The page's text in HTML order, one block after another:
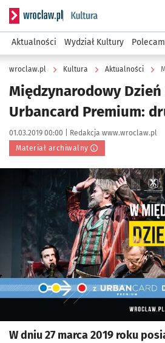
Serwis informacyjny wroclaw.pl
Aktualności Wydział Kultury
wroclaw.pl Kultura Aktualności
Międzynarodowy Dzień
Urbancard Premium:
Data publikacji:
01.03.2019 00:00 | Autor:
Redakcja www.wroclaw.pl
Materiał archiwalny
Kliknij, aby powiększyć
W dniu 27 marca 2019 roku